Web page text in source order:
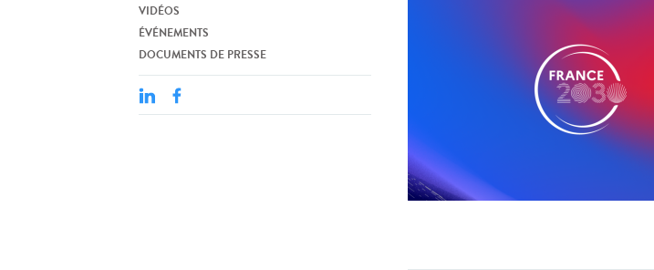
VIDÉOS
ÉVÉNEMENTS
DOCUMENTS DE PRESSE